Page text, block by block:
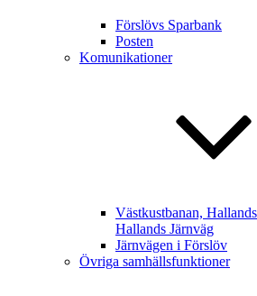
Förslövs Sparbank
Posten
Komunikationer
Västkustbanan,
Hallands Järnväg
Järnvägen i Förslöv
Övriga samhällsfunktioner